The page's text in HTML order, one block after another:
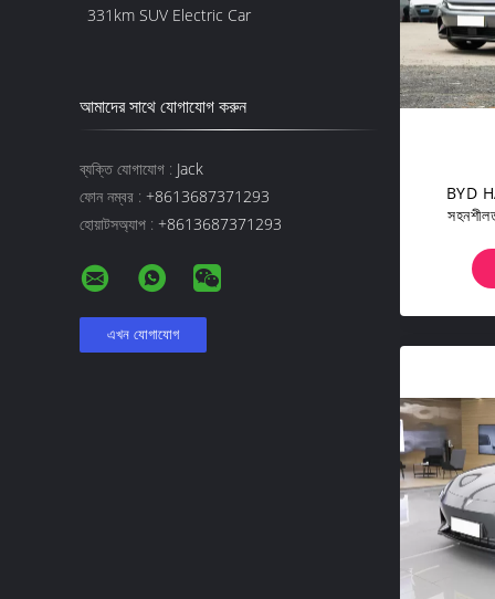
331km SUV Electric Car
আমাদের সাথে যোগাযোগ করুন
ব্যক্তি যোগাযোগ : Jack
ফোন নম্বর : +8613687371293
হোয়াটসঅ্যাপ : +8613687371293
BYD